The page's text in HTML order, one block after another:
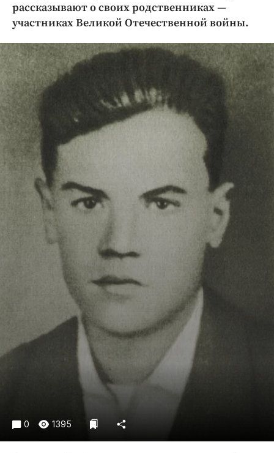
Культура
Недвижимость и ЖКХ
Образование
Общество
Погода
Происшествия
Спорт
ПРОЕКТЫ
Блоги
Медиаперсона
Интересное чтиво
Клиника года
Бренд года
Работодатель года
рассказывают о своих родственниках —
участниках Великой Отечественной войны.
0 1395